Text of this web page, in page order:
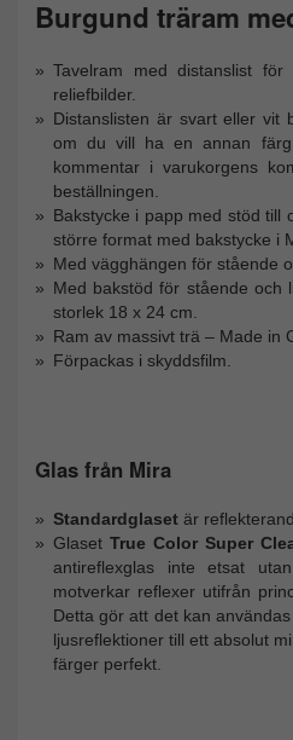
Burgund träram
Tavelram med distanslist
reliefbilder.
Distanslisten är svart eller vit
om du vill ha en annan
kommentar i varukorgens
beställningen.
Bakstycke i papp med stöd till
större format med bakstycke i
Med vägghängen för stående
Med bakstöd för stående och
storlek 18 x 24 cm.
Ram av massivt trä – Made in
Förpackas i skyddsfilm.
Glas från Mira
Standardglaset är
Glaset True Color Super
antireflexglas inte etsat
motverkar reflexer utifrån
Detta gör att det kan
ljusreflektioner till ett absolut
färger perfekt.